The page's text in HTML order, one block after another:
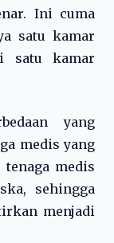
Ini cuma
satu kamar
satu kamar
yang
medis yang
tenaga medis
sehingga
menjadi